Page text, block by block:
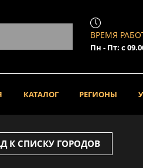
ВРЕМЯ
Пн - Пт: с
КАТАЛОГ РЕГИОНЫ
К СПИСКУ ГОРОДОВ